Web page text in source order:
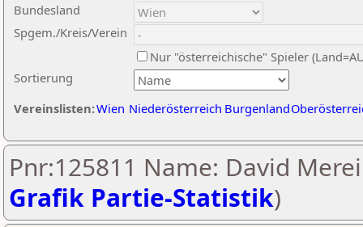
Sortierung
Bundesland
Spgem./Kreis/Verein
Nur "österreichische" Spieler
Vereinslisten:Wien Niederösterreich Burgenland
Pnr:125811 Name: David
Grafik Partie-Statistik)